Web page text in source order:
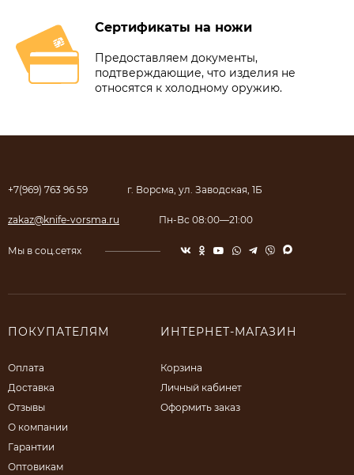
Сертификаты на ножи
Предоставляем документы,
подтверждающие, что изделия не
относятся к холодному оружию.
+7(969) 763 96 59 г. Ворсма, ул. Заводская, 1Б
zakaz@knife-vorsma.ru Пн-Вс 08:00—21:00
Мы в соц.сетях
ПОКУПАТЕЛЯМ
Оплата
Доставка
Отзывы
О компании
Гарантии
Оптовикам
ИНТЕРНЕТ-МАГАЗИН
Корзина
Личный кабинет
Оформить заказ